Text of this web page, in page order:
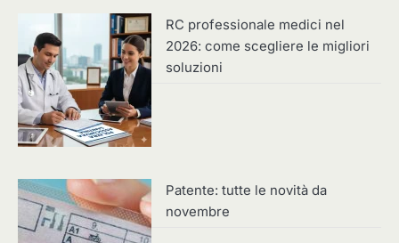
RC professionale medici nel
2026: come scegliere le migliori
soluzioni
Patente: tutte le novità da
novembre